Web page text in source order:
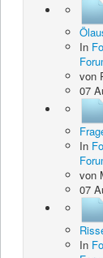
In
von
07
In
von
07
In